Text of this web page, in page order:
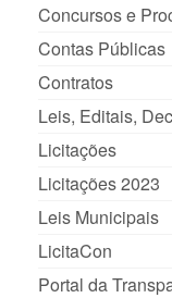
Concursos e
Contas Públicas
Contratos
Leis, Editais,
Licitações
Licitações 2023
Leis Municipais
LicitaCon
Portal da